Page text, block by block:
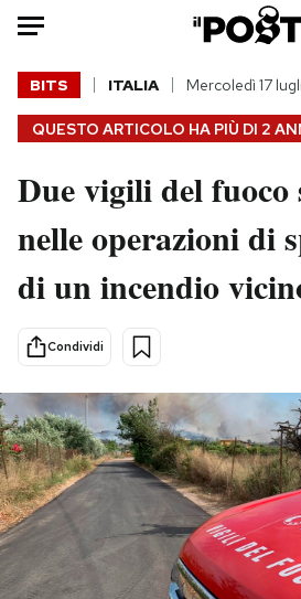
Auto
HOME
Italia
Politica
Tecnologia
Scienza
Economia
Sport
PODCAST
QUESTO ARTICOLO HA PIÙ DI 2
BITS ITALIA Mercoledì 17
Due vigili del
nelle operazioni di
di un incendio
Condividi